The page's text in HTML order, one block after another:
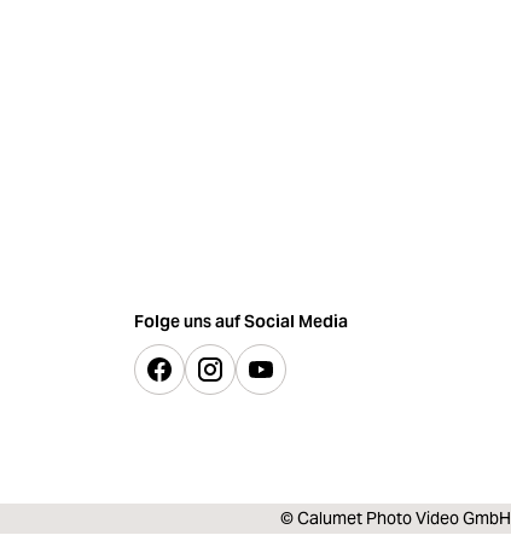
Folge uns auf Social Media
© Calumet Photo Video GmbH